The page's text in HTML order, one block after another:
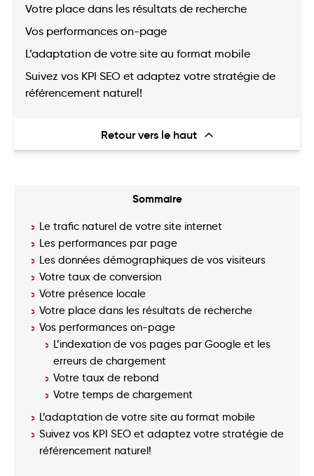
Votre place dans les résultats de recherche
Vos performances on-page
L’adaptation de votre site au format mobile
Suivez vos KPI SEO et adaptez votre stratégie de
référencement naturel!
Retour vers le haut
Sommaire
Le trafic naturel de votre site internet
Les performances par page
Les données démographiques de vos visiteurs
Votre taux de conversion
Votre présence locale
Votre place dans les résultats de recherche
Vos performances on-page
L’indexation de vos pages par Google et les
erreurs de chargement
Votre taux de rebond
Votre temps de chargement
L’adaptation de votre site au format mobile
Suivez vos KPI SEO et adaptez votre stratégie de
référencement naturel!